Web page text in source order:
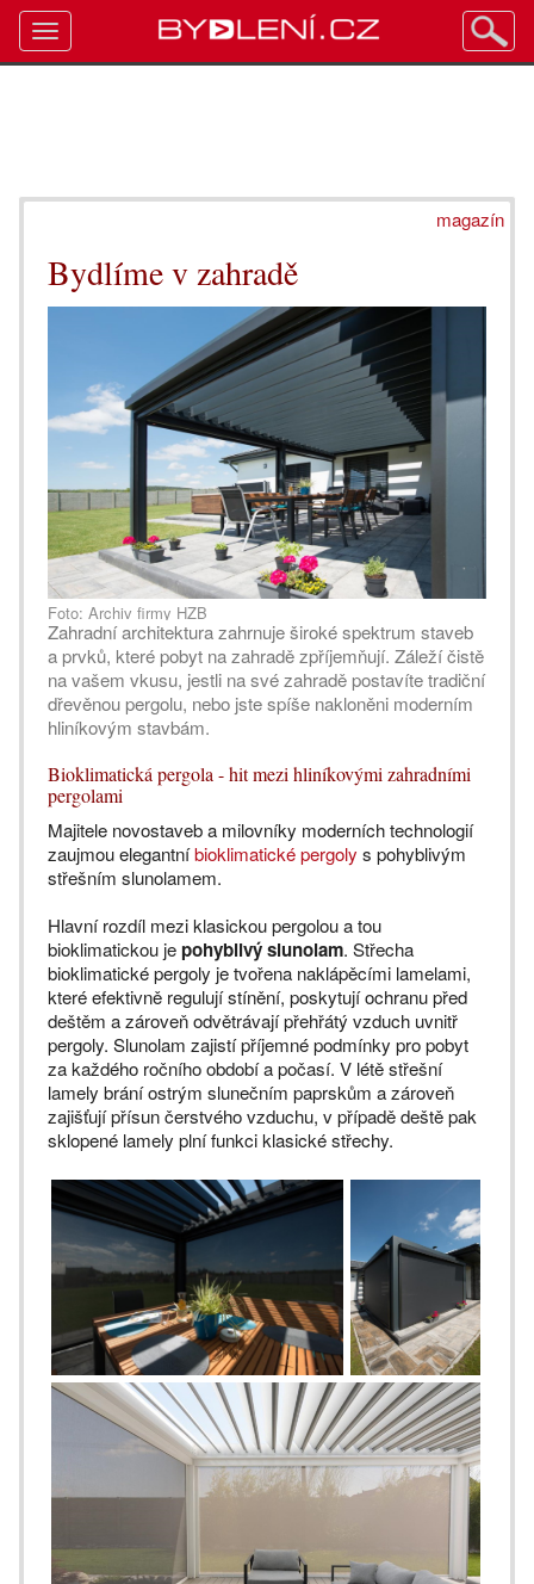
magazín
Bydlíme v zahradě
Foto: Archiv firmy HZB
Zahradní architektura zahrnuje široké spektrum staveb
a prvků, které pobyt na zahradě zpříjemňují. Záleží čistě
na vašem vkusu, jestli na své zahradě postavíte tradiční
dřevěnou pergolu, nebo jste spíše nakloněni moderním
hliníkovým stavbám.
Bioklimatická pergola - hit mezi hliníkovými zahradními
pergolami
Majitele novostaveb a milovníky moderních technologií
zaujmou elegantníbioklimatické pergoly s pohyblivým
střešním slunolamem.
Hlavní rozdíl mezi klasickou pergolou a tou
bioklimatickou jepohyblivý slunolam. Střecha
bioklimatické pergoly je tvořena naklápěcími lamelami,
které efektivně regulují stínění, poskytují ochranu před
deštěm a zároveň odvětrávají přehřátý vzduch uvnitř
pergoly. Slunolam zajistí příjemné podmínky pro pobyt
za každého ročního období a počasí. V létě střešní
lamely brání ostrým slunečním paprskům a zároveň
zajišťují přísun čerstvého vzduchu, v případě deště pak
sklopené lamely plní funkci klasické střechy.
Toggle
navigation